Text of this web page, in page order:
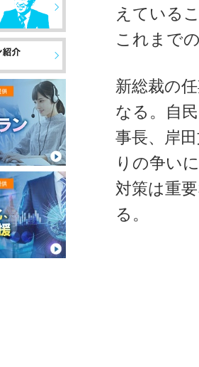
えている
これまで
新総裁の
なる。自
事長、岸
りの争い
対策は重
る。